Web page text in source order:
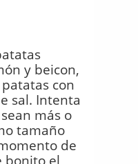
y beicon,
con
sal. Intenta
más o
tamaño
de